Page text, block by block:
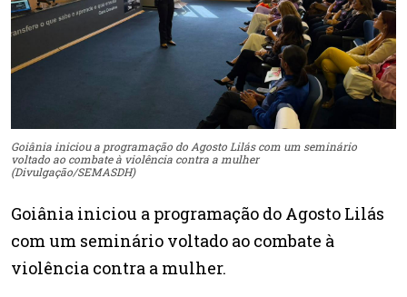
Goiânia iniciou a programação do Agosto Lilás com um seminário
voltado ao combate à violência contra a mulher
(Divulgação/SEMASDH)
Goiânia iniciou a programação do Agosto Lilás
com um seminário voltado ao combate à
violência contra a mulher.